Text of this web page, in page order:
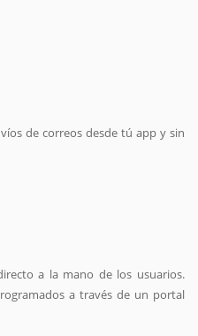
de correos desde tú app y sin
a la mano de los usuarios.
a través de un portal